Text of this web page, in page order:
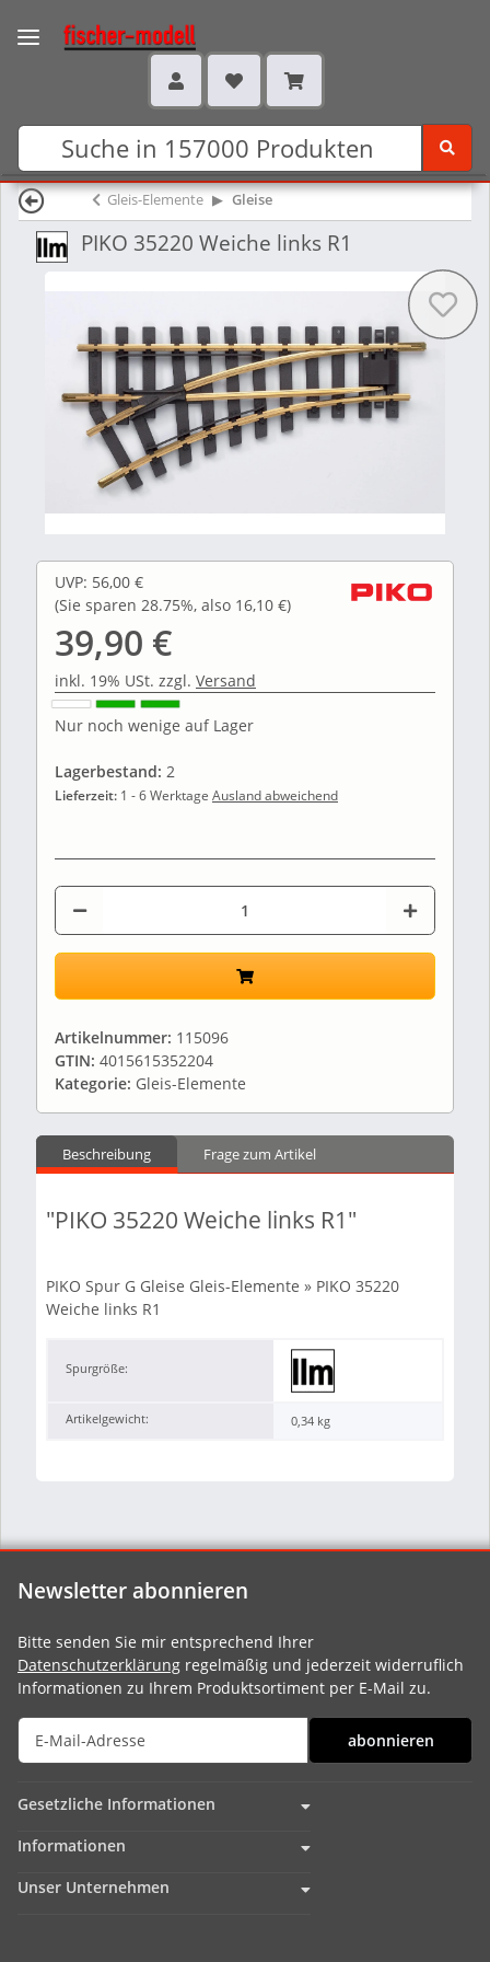
Gleis-Elemente Gleise
PIKO 35220 Weiche links R1
UVP: 56,00 €
(Sie sparen 28.75%, also 16,10 €)
39,90 €
inkl. 19% USt. zzgl. Versand
Nur noch wenige auf Lager
Lagerbestand: 2
Lieferzeit: 1 - 6 Werktage Ausland abweichend
Artikelnummer: 115096
GTIN: 4015615352204
Kategorie: Gleis-Elemente
Beschreibung Frage zum Artikel
"PIKO 35220 Weiche links R1"
PIKO Spur G Gleise Gleis-Elemente » PIKO 35220
Weiche links R1
Spurgröße:
Artikelgewicht: 0,34 kg
Newsletter abonnieren
Bitte senden Sie mir entsprechend Ihrer
Datenschutzerklärung regelmäßig und jederzeit widerruflich
Informationen zu Ihrem Produktsortiment per E-Mail zu.
abonnieren
Gesetzliche Informationen
Informationen
Unser Unternehmen